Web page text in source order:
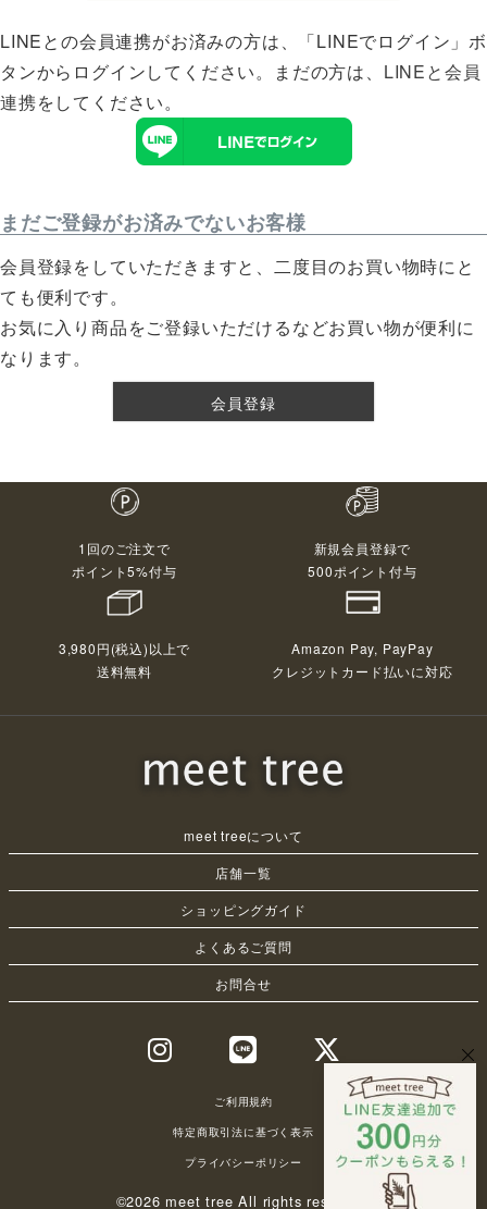
LINEとの会員連携がお済みの方は、「LINEでログイン」ボ
タンからログインしてください。まだの方は、 LINEと会員
連携をしてください。
まだご登録がお済みでないお客様
会員登録をしていただきますと、二度目のお買い物時にと
ても便利です。
お気に入り商品をご登録いただけるなどお買い物が便利に
なります。
会員登録
1回のご注文で
ポイント5%付与
新規会員登録で
500ポイント付与
3,980円(税込)以上で
送料無料
Amazon Pay, PayPay
クレジットカード払いに対応
meet treeについて
店舗一覧
ショッピングガイド
よくあるご質問
お問合せ
ご利用規約
特定商取引法に基づく表示
プライバシーポリシー
©2026 meet tree All rights reserved.